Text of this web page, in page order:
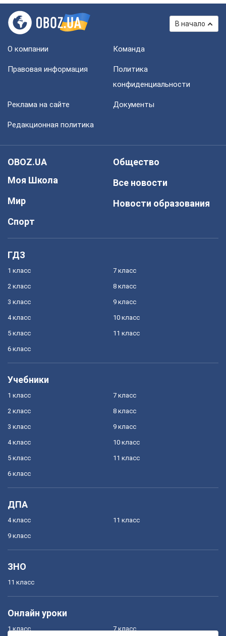
В начало
О компании Команда
Правовая информация
Политика
конфиденциальности
Реклама на сайте Документы
Редакционная политика
OBOZ.UA
Моя Школа
Мир
Спорт
Общество
Все новости
Новости образования
ГДЗ
1 класс
2 класс
3 класс
4 класс
5 класс
6 класс
7 класс
8 класс
9 класс
10 класс
11 класс
Учебники
1 класс
2 класс
3 класс
4 класс
5 класс
6 класс
7 класс
8 класс
9 класс
10 класс
11 класс
ДПА
4 класс
9 класс
11 класс
ЗНО
11 класс
Онлайн уроки
1 класс 7 класс